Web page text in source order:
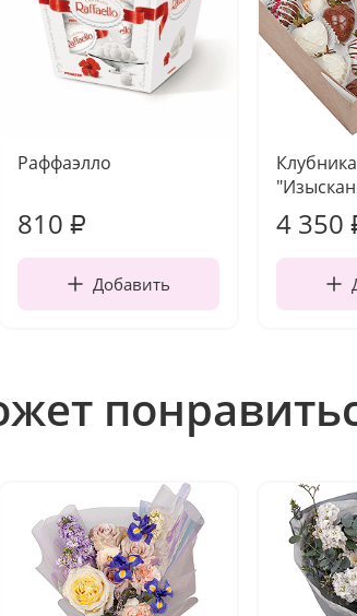
Раффаэлло
810 ₽
Добавить
4 350